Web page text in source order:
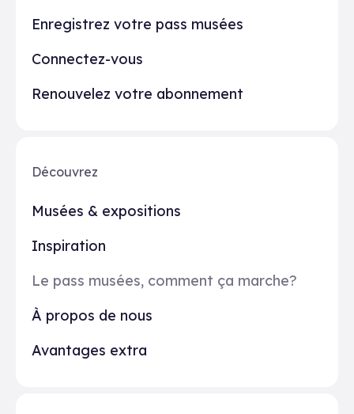
Découvrez
Musées & expositions
Inspiration
Le pass musées, comment ça marche?
À propos de nous
Avantages extra
Enregistrez votre pass musées
Connectez-vous
Renouvelez votre abonnement